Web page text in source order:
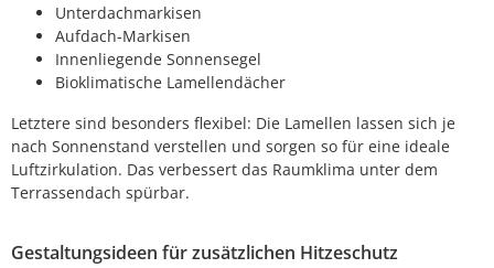
Unterdachmarkisen
Aufdach-Markisen
Innenliegende Sonnensegel
Bioklimatische Lamellendächer
Letztere sind besonders flexibel: Die Lamellen lassen sich je
nach Sonnenstand verstellen und sorgen so für eine ideale
Luftzirkulation. Das verbessert das Raumklima unter dem
Terrassendach spürbar.
Gestaltungsideen für zusätzlichen Hitzeschutz